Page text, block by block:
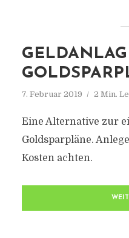
7. Februar 2019 2 Min.
Eine Alternative zur
Goldsparpläne.
Kosten achten.